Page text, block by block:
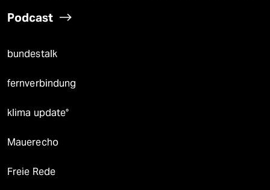
Podcast
bundestalk
fernverbindung
klima update°
Mauerecho
Freie Rede